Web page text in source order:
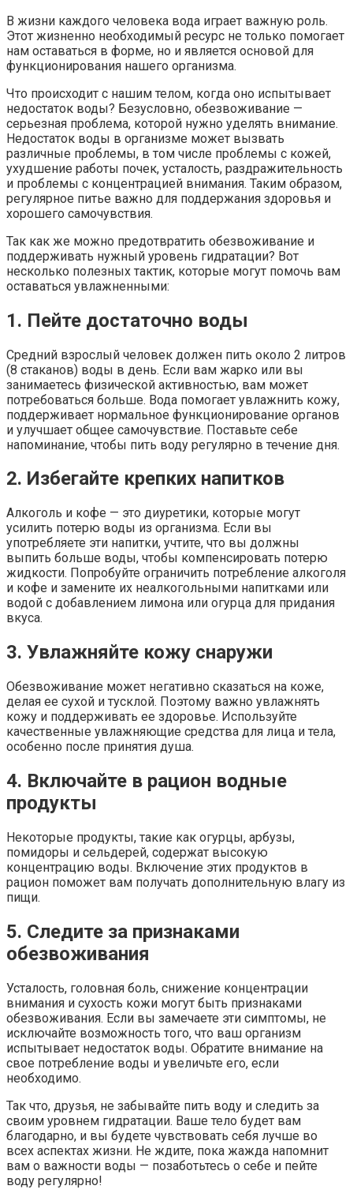
В жизни каждого человека вода играет важную роль.
Этот жизненно необходимый ресурс не только помогает
нам оставаться в форме, но и является основой для
функционирования нашего организма.
Что происходит с нашим телом, когда оно испытывает
недостаток воды? Безусловно, обезвоживание —
серьезная проблема, которой нужно уделять внимание.
Недостаток воды в организме может вызвать
различные проблемы, в том числе проблемы с кожей,
ухудшение работы почек, усталость, раздражительность
и проблемы с концентрацией внимания. Таким образом,
регулярное питье важно для поддержания здоровья и
хорошего самочувствия.
Так как же можно предотвратить обезвоживание и
поддерживать нужный уровень гидратации? Вот
несколько полезных тактик, которые могут помочь вам
оставаться увлажненными:
1. Пейте достаточно воды
Средний взрослый человек должен пить около 2 литров
(8 стаканов) воды в день. Если вам жарко или вы
занимаетесь физической активностью, вам может
потребоваться больше. Вода помогает увлажнить кожу,
поддерживает нормальное функционирование органов
и улучшает общее самочувствие. Поставьте себе
напоминание, чтобы пить воду регулярно в течение дня.
2. Избегайте крепких напитков
Алкоголь и кофе — это диуретики, которые могут
усилить потерю воды из организма. Если вы
употребляете эти напитки, учтите, что вы должны
выпить больше воды, чтобы компенсировать потерю
жидкости. Попробуйте ограничить потребление алкоголя
и кофе и замените их неалкогольными напитками или
водой с добавлением лимона или огурца для придания
вкуса.
3. Увлажняйте кожу снаружи
Обезвоживание может негативно сказаться на коже,
делая ее сухой и тусклой. Поэтому важно увлажнять
кожу и поддерживать ее здоровье. Используйте
качественные увлажняющие средства для лица и тела,
особенно после принятия душа.
4. Включайте в рацион водные
продукты
Некоторые продукты, такие как огурцы, арбузы,
помидоры и сельдерей, содержат высокую
концентрацию воды. Включение этих продуктов в
рацион поможет вам получать дополнительную влагу из
пищи.
5. Следите за признаками
обезвоживания
Усталость, головная боль, снижение концентрации
внимания и сухость кожи могут быть признаками
обезвоживания. Если вы замечаете эти симптомы, не
исключайте возможность того, что ваш организм
испытывает недостаток воды. Обратите внимание на
свое потребление воды и увеличьте его, если
необходимо.
Так что, друзья, не забывайте пить воду и следить за
своим уровнем гидратации. Ваше тело будет вам
благодарно, и вы будете чувствовать себя лучше во
всех аспектах жизни. Не ждите, пока жажда напомнит
вам о важности воды — позаботьтесь о себе и пейте
воду регулярно!